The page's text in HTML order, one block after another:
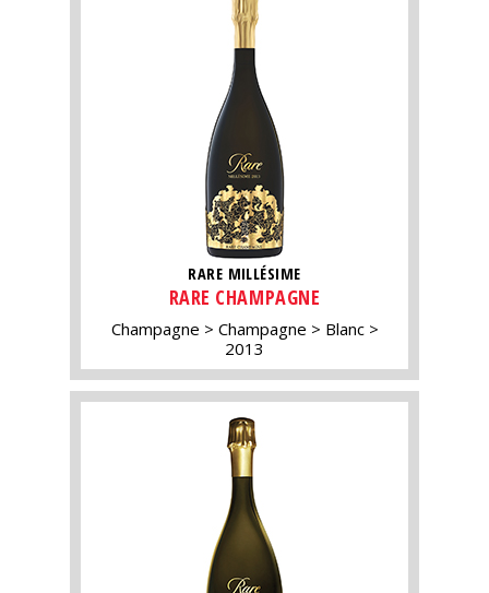
RARE MILLÉSIME
RARE CHAMPAGNE
Champagne Champagne
Blanc
2013